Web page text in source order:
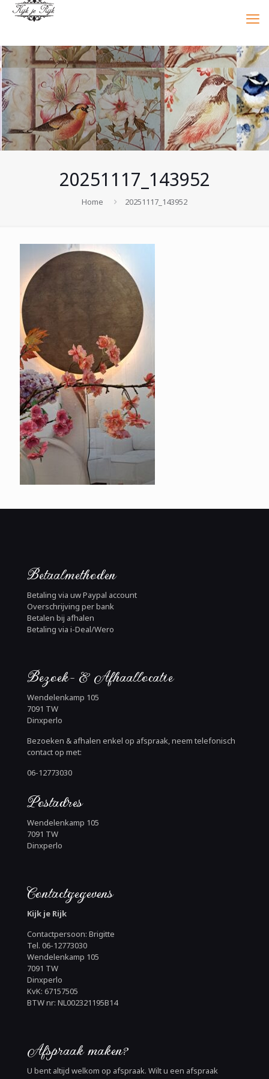
20251117_143952
Home 20251117_143952
Betaalmethoden
Betaling via uw Paypal account
Overschrijving per bank
Betalen bij afhalen
Betaling via i-Deal/Wero
Bezoek- & Afhaallocatie
Wendelenkamp 105
7091 TW
Dinxperlo
Bezoeken & afhalen enkel op afspraak, neem telefonisch
contact op met:
06-12773030
Postadres
Wendelenkamp 105
7091 TW
Dinxperlo
Contactgegevens
Kijk je Rijk
Contactpersoon: Brigitte
Tel. 06-12773030
Wendelenkamp 105
7091 TW
Dinxperlo
KvK: 67157505
BTW nr: NL002321195B14
Afspraak maken?
U bent altijd welkom op afspraak. Wilt u een afspraak